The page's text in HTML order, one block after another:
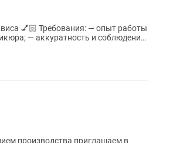
опыт работы
— аккуратность и соблюдение